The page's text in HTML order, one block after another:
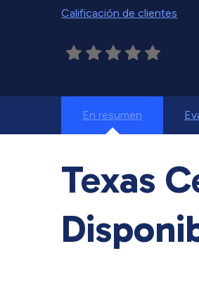
Calificación de clientes
En resumen
Texas